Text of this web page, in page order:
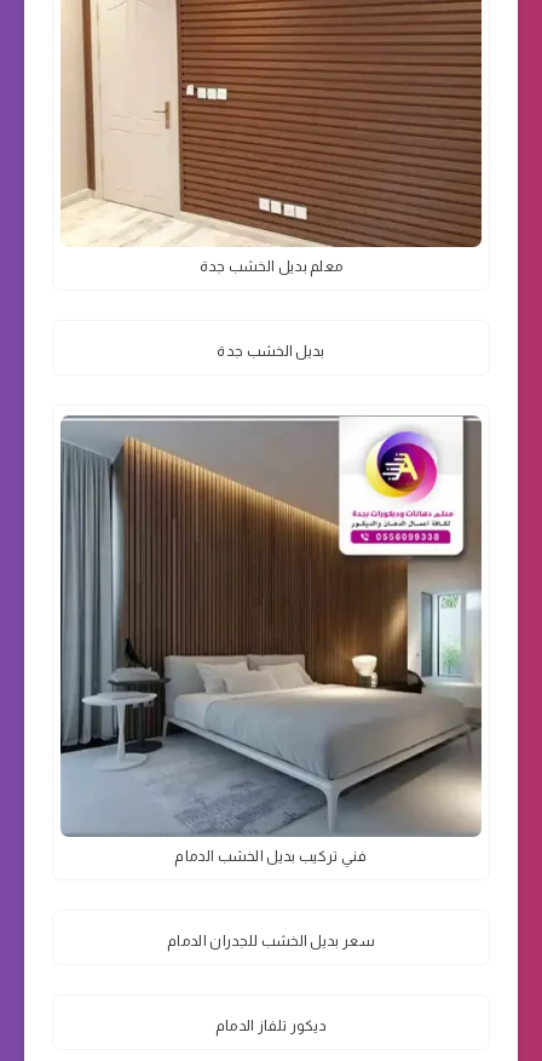
معلم بديل الخشب جدة
بديل الخشب جدة
فني تركيب بديل الخشب الدمام
سعر بديل الخشب للجدران الدمام
ديكور تلفاز الدمام